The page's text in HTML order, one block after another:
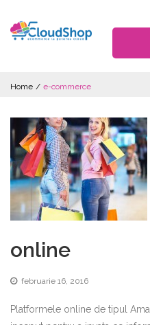
Home / e-commerce
online
februarie 16, 2016
Platformele online de tipul